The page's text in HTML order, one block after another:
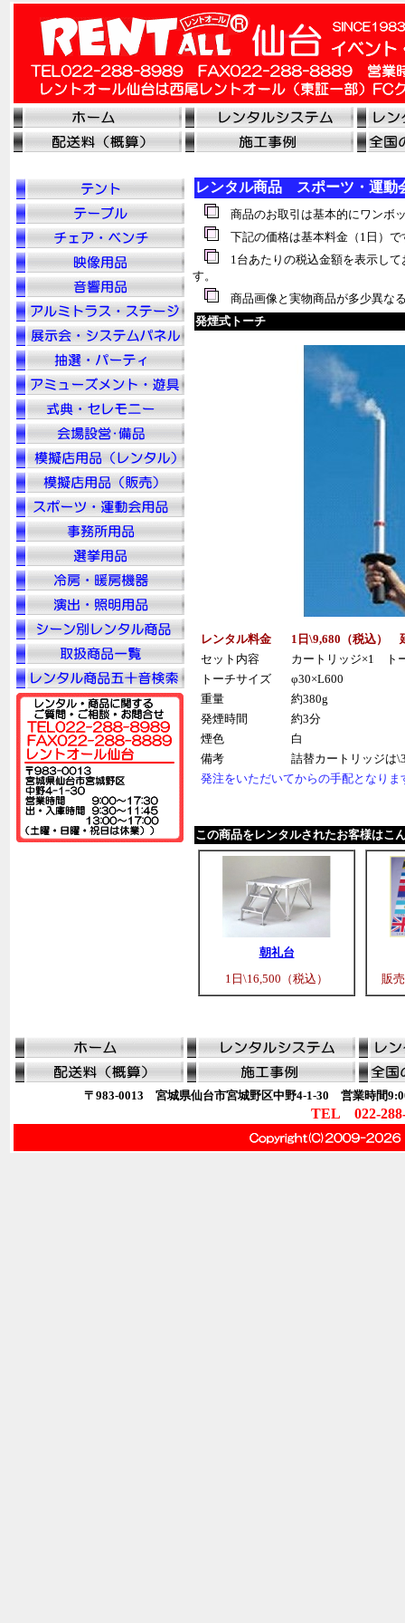
レンタル商品 スポーツ・運動
商品のお取引は基本的にワンボ
下記の価格は基本料金（1日）で
1台あたりの税込金額を表示して
す。
商品画像と実物商品が多少異な
発煙式トーチ
レンタル料金
1日\9,680（税込）
セット内容
カートリッジ×1 ト
トーチサイズ
φ30×L600
重量
約380g
発煙時間
約3分
煙色
白
備考
詰替カートリッジは
発注をいただいてからの手配となり
この商品をレンタルされたお客様はこ
朝礼台
1日\16,500（税込）
販
〒983-0013 宮城県仙台市宮城野区中野4-1-30 営業時間
TEL 022-